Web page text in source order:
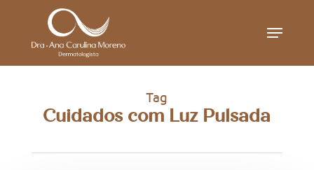
Menu
Tag
Cuidados com Luz Pulsada